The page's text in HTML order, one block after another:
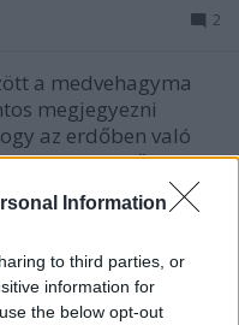
Information
to third parties, or
information for
the below opt-out
2
a medvehagyma
megjegyezni
az erdőben való
a
ha két
leveleket és a